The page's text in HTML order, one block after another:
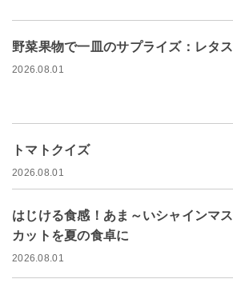
野菜果物で一皿のサプライズ：レタス
2026.08.01
トマトクイズ
2026.08.01
はじける食感！あま～いシャインマス
カットを夏の食卓に
2026.08.01